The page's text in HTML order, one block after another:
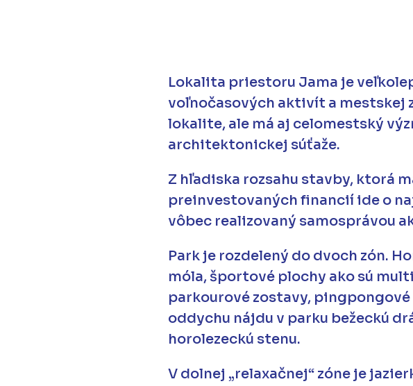
Lokalita priestoru Jama je
voľnočasových aktivít a mestskej
lokalite, ale má aj celomestský
architektonickej súťaže.
Z hľadiska rozsahu stavby, ktorá
preinvestovaných financií ide o
vôbec realizovaný samosprávou
Park je rozdelený do dvoch zón.
móla, športové plochy ako sú
parkourové zostavy,
oddychu nájdu v parku bežeckú
horolezeckú stenu.
V dolnej „relaxačnej“ zóne je